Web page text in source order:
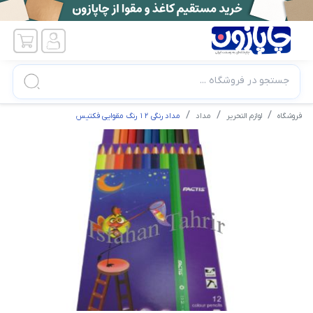
جستجو در فروشگاه ...
فروشگاه لوازم التحریر مداد مداد رنگی ۱۲ رنگ مقوایی فکتیس